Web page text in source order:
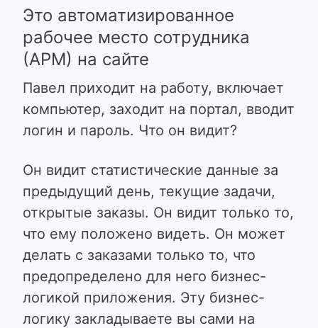
Это автоматизированное
рабочее место сотрудника
(АРМ) на сайте
Павел приходит на работу, включает
компьютер, заходит на портал, вводит
логин и пароль. Что он видит?
Он видит статистические данные за
предыдущий день, текущие задачи,
открытые заказы. Он видит только то,
что ему положено видеть. Он может
делать с заказами только то, что
предопределено для него бизнес-
логикой приложения. Эту бизнес-
логику закладываете вы сами на